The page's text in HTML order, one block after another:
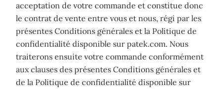
acceptation de votre commande et constitue donc
le contrat de vente entre vous et nous, régi par les
présentes Conditions générales et la Politique de
confidentialité disponible sur patek.com. Nous
traiterons ensuite votre commande conformément
aux clauses des présentes Conditions générales et
de la Politique de confidentialité disponible sur